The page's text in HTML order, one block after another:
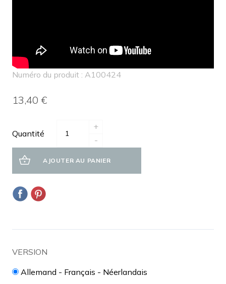
Numéro du produit : A100424
13,40 €
Quantité
+
-
AJOUTER AU PANIER
VERSION
Allemand - Français - Néerlandais